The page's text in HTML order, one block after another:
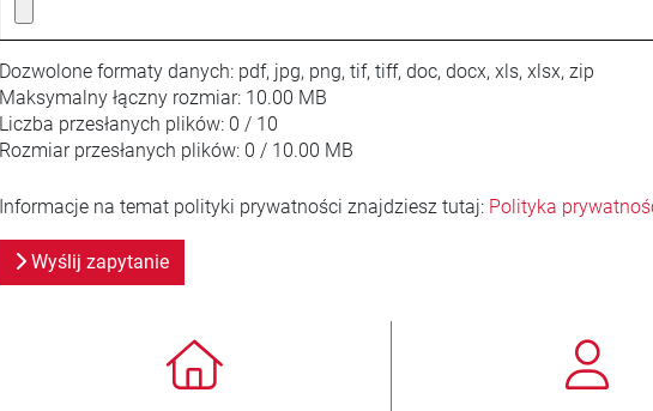
Dozwolone formaty danych: pdf, jpg, png, tif, tiff, doc, docx, xls, xlsx, zip
Maksymalny łączny rozmiar: 10.00 MB
Liczba przesłanych plików: 0 / 10
Rozmiar przesłanych plików: 0 / 10.00 MB
Informacje na temat polityki prywatności znajdziesz tutaj: Polityka
Wyślij zapytanie